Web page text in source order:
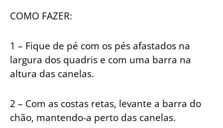
COMO FAZER:
1 – Fique de pé com os pés afastados na
largura dos quadris e com uma barra na
altura das canelas.
2 – Com as costas retas, levante a barra do
chão, mantendo-a perto das canelas.